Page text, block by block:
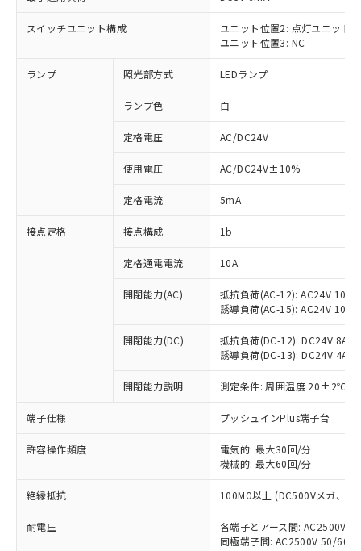
スイッチユニット構成
ユニット位置2: 点灯ユニット
ユニット位置3: NC
ランプ 照光部方式 LEDランプ
ランプ色 白
定格電圧 AC/DC24V
使用電圧 AC/DC24V±10%
定格電流 5mA
接点定格 接点構成 1b
定格通電電流 10A
開閉能力(AC)
抵抗負荷(AC-12): AC24V 10A/
誘導負荷(AC-15): AC24V
開閉能力(DC)
抵抗負荷(DC-12): DC24V 8A/
誘導負荷(DC-13): DC24V 4A/
開閉能力説明 測定条件: 周囲温度 20±2℃、
端子仕様 プッシュインPlus端子台
許容操作頻度
電気的: 最大30回/分
機械的: 最大60回/分
絶縁抵抗 100MΩ以上 (DC500Vメガ、点
耐電圧
各端子とアース間: AC2500V
同極端子間: AC2500V 50/
ご利用条件
以下の条件をお読みいただき、同意のうえ
本サービスは、当社制御機器事業取扱
商品の当社在庫状況および標準価格
(税抜)を提供させていただくもので
当社制御機器事業取扱商品の中には、
本サービスの対象外となる商品もある
ことをご了承ください。
在庫状況および標準価格照会結果は、
記載している更新日時点での社内デー
タに基づき作成されるものであり、閲
覧された時点での実際の在庫および標
準価格とは異なる場合があることをご
対応済み：EU RoHS指令（10物質）の
非含有に対応した製品が提供可能な商品で
す。
対応予定：EU RoHS指令（10物質）の非含
有に対応した製品に切り替える予定のある
対応予定なし：EU RoHS指令（10物質）の
非含有に非対応の商品で、対応品を出す予
調査・確認中：EU RoHS指令（10物質）の
非含有の対応状況を調査中または確認中の
非該当品：ライセンス料など無形物で、有
害物質有無と関係のない商品です。
仕入先様の事情により、非含有部品として
いたものが、含有品と判明した場合などや
むを得ず変更することがあります。
*EU RoHS指令（10物質）：
鉛(Pb) 1000ppm以下、 水銀(Hg) 1000ppm以下、 カド
六価クロム(Cr(Ⅵ)) 1000ppm以下、ポリ臭化ビフェニル
類(PBB) 1000ppm以下、ポリ臭化ジフェニルエーテル類
「○」：最大均質材料含有率が中国RoHSの
基準値以下であることを示します。
「×」：最大均質材料含有率が中国RoHSの
基準値を超えていることを示します。
「－」：未確認です。当社販売部門へお問
*中国RoHS10物質の基準値 (GB/T26572)：
Pb(鉛) :1000ppm、 Hg(水銀) : 1000ppm、 Cd(カドミウ
Cr(Ⅵ)(六価クロム) : 1000ppm、 PBBs(ポリ臭化ビフェ
当社は、これら貴社製品のうち、外国
為替および外国貿易法に定める商品
（以下｢規制貨物等」という）を輸出
または国外への提供する場合は、日本
可)を取得するなどの必要な手続きを